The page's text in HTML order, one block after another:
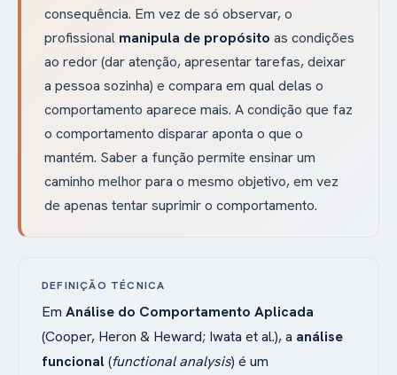
consequência. Em vez de só observar, o
profissional manipula de propósito as condições
ao redor (dar atenção, apresentar tarefas, deixar
a pessoa sozinha) e compara em qual delas o
comportamento aparece mais. A condição que faz
o comportamento disparar aponta o que o
mantém. Saber a função permite ensinar um
caminho melhor para o mesmo objetivo, em vez
de apenas tentar suprimir o comportamento.
DEFINIÇÃO TÉCNICA
Em Análise do Comportamento Aplicada
(Cooper, Heron & Heward; Iwata et al.), a análise
funcional(functional analysis) é um